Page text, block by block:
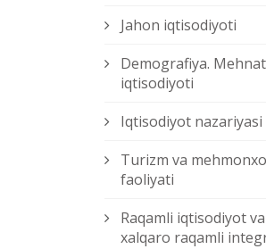
Jahon iqtisodiyoti
Demografiya. Mehnat
iqtisodiyoti
Iqtisodiyot nazariyasi
Turizm va
faoliyati
Raqamli iqtisodiyot va
xalqaro raqamli